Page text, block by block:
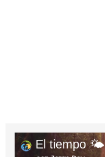
El tiempo 🌤️